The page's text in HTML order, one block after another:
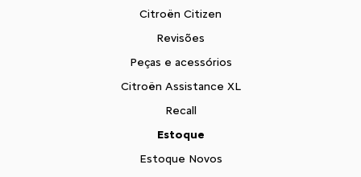
Citroën Citizen
Revisões
Peças e acessórios
Citroën Assistance XL
Recall
Estoque
Estoque Novos